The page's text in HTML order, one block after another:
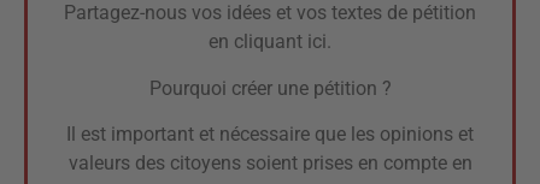
Partagez-nous vos idées et vos textes de pétition
en cliquant ici.
Pourquoi créer une pétition ?
Il est important et nécessaire que les opinions et
valeurs des citoyens soient prises en compte en